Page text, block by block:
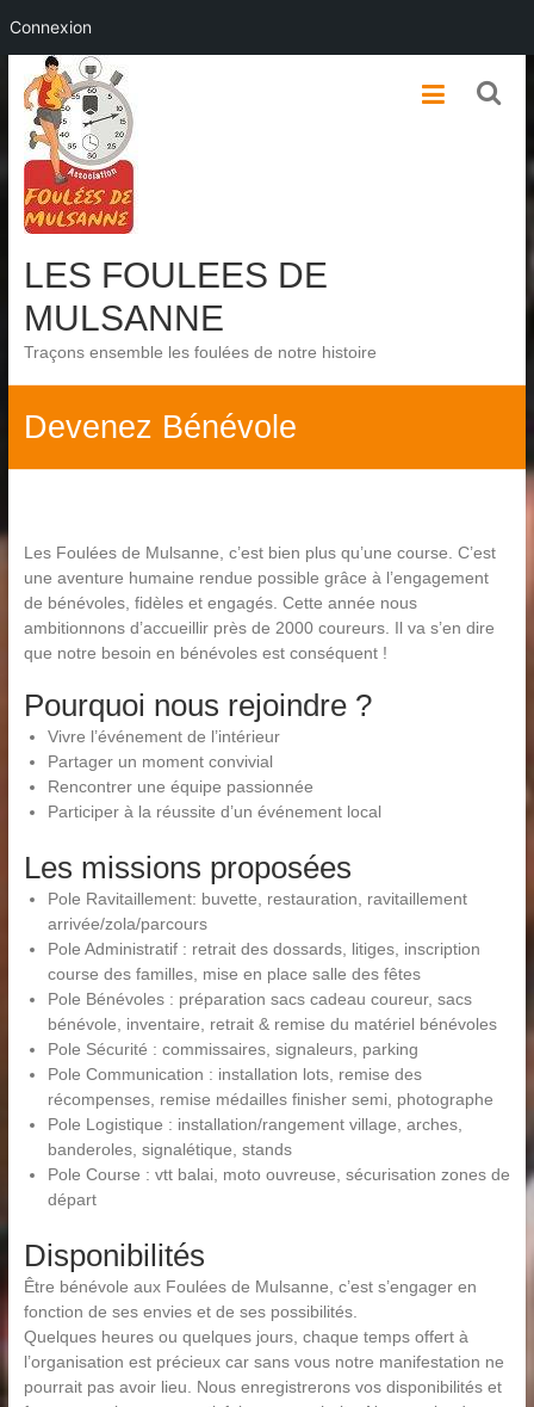
content
LES FOULEES DE
MULSANNE
Traçons ensemble les foulées de notre histoire
Devenez Bénévole
Les Foulées de Mulsanne, c’est bien plus qu’une course. C’est
une aventure humaine rendue possible grâce à l’engagement
de bénévoles, fidèles et engagés. Cette année nous
ambitionnons d’accueillir près de 2000 coureurs. Il va s’en dire
que notre besoin en bénévoles est conséquent !
Pourquoi nous rejoindre ?
Vivre l’événement de l’intérieur
Partager un moment convivial
Rencontrer une équipe passionnée
Participer à la réussite d’un événement local
Les missions proposées
Pole Ravitaillement: buvette, restauration, ravitaillement
arrivée/zola/parcours
Pole Administratif : retrait des dossards, litiges, inscription
course des familles, mise en place salle des fêtes
Pole Bénévoles : préparation sacs cadeau coureur, sacs
bénévole, inventaire, retrait & remise du matériel bénévoles
Pole Sécurité : commissaires, signaleurs, parking
Pole Communication : installation lots, remise des
récompenses, remise médailles finisher semi, photographe
Pole Logistique : installation/rangement village, arches,
banderoles, signalétique, stands
Pole Course : vtt balai, moto ouvreuse, sécurisation zones de
départ
Disponibilités
Être bénévole aux Foulées de Mulsanne, c’est s’engager en
fonction de ses envies et de ses possibilités.
Quelques heures ou quelques jours, chaque temps offert à
l’organisation est précieux car sans vous notre manifestation ne
pourrait pas avoir lieu. Nous enregistrerons vos disponibilités et
Connexion